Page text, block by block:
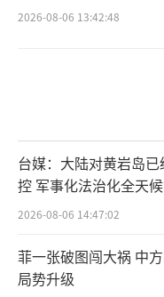
2026-08-06 13:42:48
台媒：大陆对黄岩岛
控 军事化法治化全天
2026-08-06 14:47:02
菲一张破图闯大祸 中
局势升级